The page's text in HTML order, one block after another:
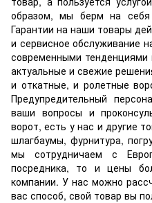
образом, мы берм на
Гарантии на наши товары
и сервисное обслуживание
современными тенденциями
актуальные и свежие
и откатные, и ролетные
Предупредительный
ваши вопросы и
ворот, есть у нас и другие
шлагбаумы, фурнитура,
мы сотрудничаем с
посредника, то и цены
компании. У нас можно
вас способ, свой товар вы